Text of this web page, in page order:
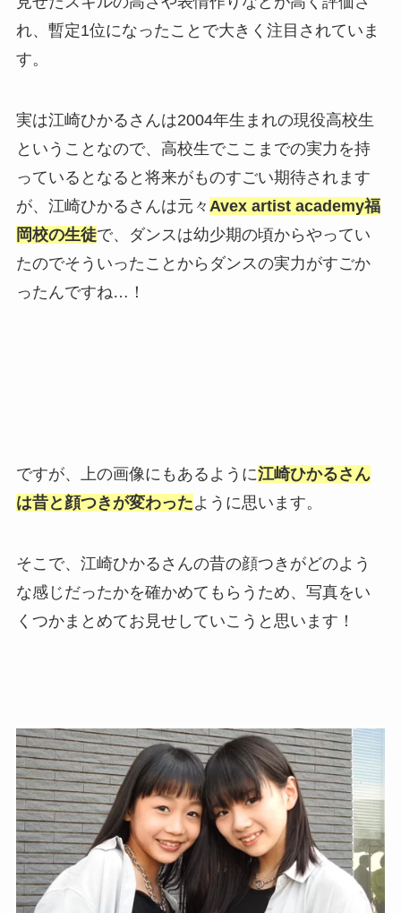
れ、暫定1位になったことで大きく注目されていま
す。
実は江崎ひかるさんは2004年生まれの現役高校生
ということなので、高校生でここまでの実力を持
っているとなると将来がものすごい期待されます
が、江崎ひかるさんは元々 Avex artist academy福
岡校の生徒で、ダンスは幼少期の頃からやってい
たのでそういったことからダンスの実力がすごか
ったんですね…！
ですが、上の画像にもあるように江崎ひかるさん
は昔と顔つきが変わったように思います。
そこで、江崎ひかるさんの昔の顔つきがどのよう
な感じだったかを確かめてもらうため、写真をい
くつかまとめてお見せしていこうと思います！